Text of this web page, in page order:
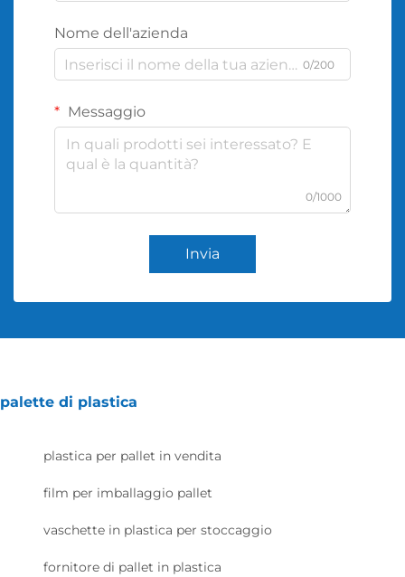
Nome dell'azienda
0/200
Messaggio
0/1000
Invia
palette di plastica
plastica per pallet in vendita
film per imballaggio pallet
vaschette in plastica per stoccaggio
fornitore di pallet in plastica